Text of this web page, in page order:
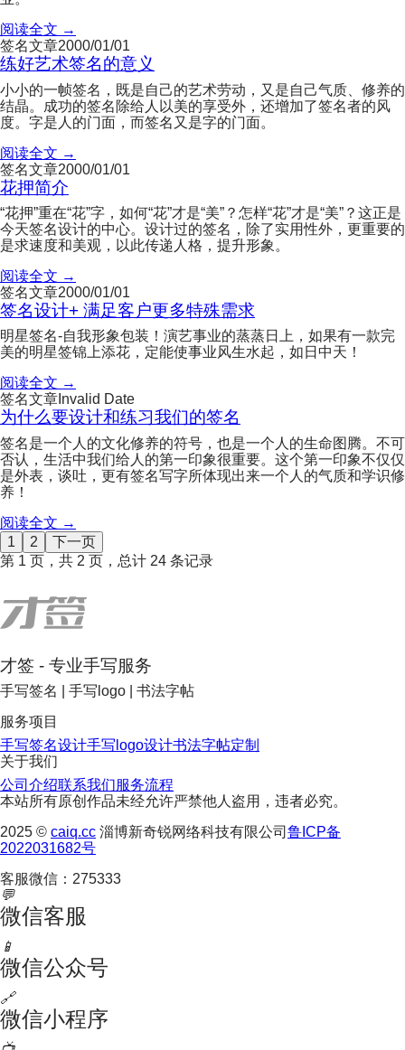
阅读全文 →
签名文章2000/01/01
练好艺术签名的意义
小小的一帧签名，既是自己的艺术劳动，又是自己气质、修养的
结晶。成功的签名除给人以美的享受外，还增加了签名者的风
度。字是人的门面，而签名又是字的门面。
阅读全文 →
签名文章2000/01/01
花押简介
“花押”重在“花”字，如何“花”才是“美”？怎样“花”才是“美”？这正是
今天签名设计的中心。设计过的签名，除了实用性外，更重要的
是求速度和美观，以此传递人格，提升形象。
阅读全文 →
签名文章2000/01/01
签名设计+ 满足客户更多特殊需求
明星签名-自我形象包装！演艺事业的蒸蒸日上，如果有一款完
美的明星签锦上添花，定能使事业风生水起，如日中天！
阅读全文 →
签名文章 Invalid Date
为什么要设计和练习我们的签名
签名是一个人的文化修养的符号，也是一个人的生命图腾。不可
否认，生活中我们给人的第一印象很重要。这个第一印象不仅仅
是外表，谈吐，更有签名写字所体现出来一个人的气质和学识修
养！
阅读全文 →
1
2
下一页
第 1 页，共 2 页，总计 24 条记录
才签 - 专业手写服务
手写签名 | 手写logo | 书法字帖
服务项目
手写签名设计手写logo设计书法字帖定制
关于我们
公司介绍联系我们服务流程
本站所有原创作品未经允许严禁他人盗用，违者必究。
2025 © caiq.cc 淄博新奇锐网络科技有限公司 鲁ICP备
2022031682号
客服微信：275333
💬
微信客服
📱
微信公众号
🔗
微信小程序